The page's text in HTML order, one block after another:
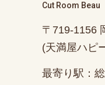
Cut Room Beau
〒719-1156
(天満屋ハピ
最寄り駅：